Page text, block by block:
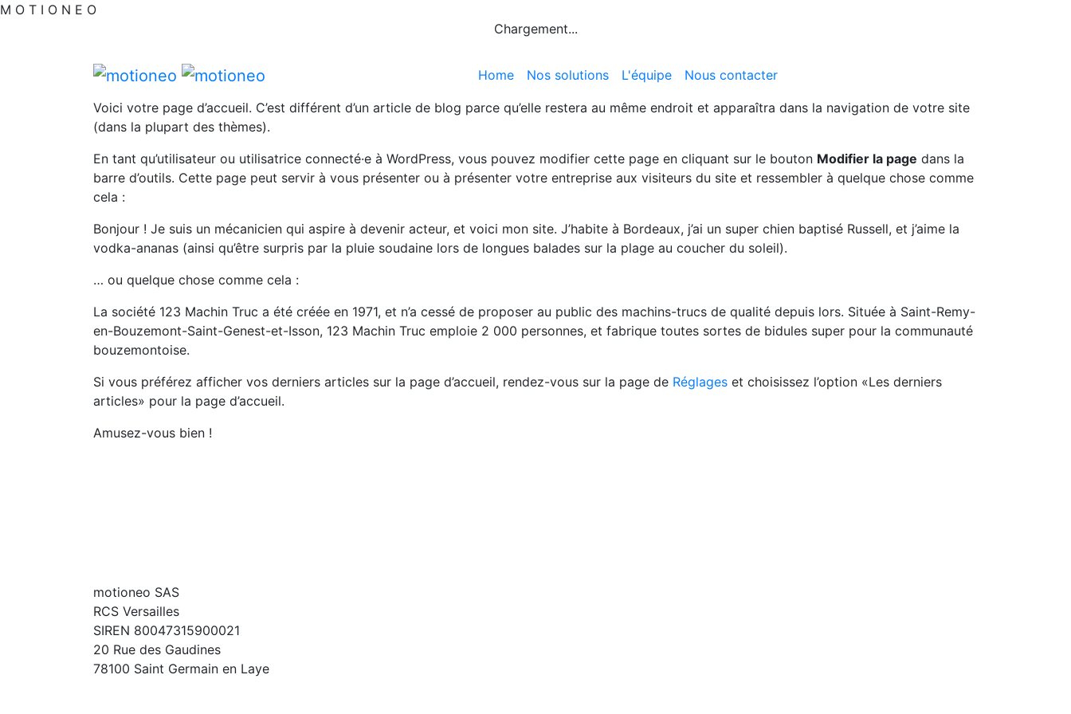
M O T I O N E O
Chargement...
Home Nos solutions L'équipe Nous contacter
Voici votre page d’accueil. C’est différent d’un article de blog parce qu’elle restera au même endroit et apparaîtra dans la navigation de votre site
(dans la plupart des thèmes).
En tant qu’utilisateur ou utilisatrice connecté·e à WordPress, vous pouvez modifier cette page en cliquant sur le bouton Modifier la page dans la
barre d’outils. Cette page peut servir à vous présenter ou à présenter votre entreprise aux visiteurs du site et ressembler à quelque chose comme
cela :
Bonjour ! Je suis un mécanicien qui aspire à devenir acteur, et voici mon site. J’habite à Bordeaux, j’ai un super chien baptisé Russell, et j’aime la
vodka-ananas (ainsi qu’être surpris par la pluie soudaine lors de longues balades sur la plage au coucher du soleil).
… ou quelque chose comme cela :
La société 123 Machin Truc a été créée en 1971, et n’a cessé de proposer au public des machins-trucs de qualité depuis lors. Située à Saint-Remy-
en-Bouzemont-Saint-Genest-et-Isson, 123 Machin Truc emploie 2 000 personnes, et fabrique toutes sortes de bidules super pour la communauté
bouzemontoise.
Si vous préférez afficher vos derniers articles sur la page d’accueil, rendez-vous sur la page de Réglages et choisissez l’option «Les derniers
articles» pour la page d’accueil.
Amusez-vous bien !
motioneo SAS
RCS Versailles
SIREN 80047315900021
20 Rue des Gaudines
78100 Saint Germain en Laye